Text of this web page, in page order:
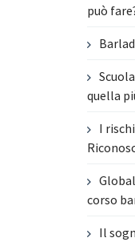
può
quella
I
corso
Il